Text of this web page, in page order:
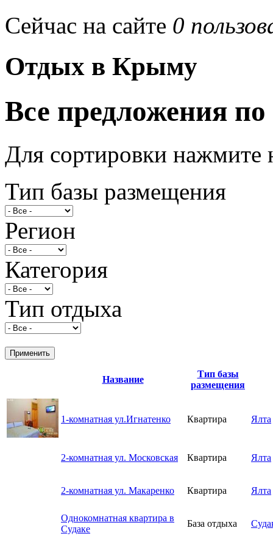
Сейчас на сайте 0
Отдых в Крыму
Все предложения
Для сортировки нажмите
Тип базы размещения
Регион
Категория
Тип отдыха
Название
Тип базы
размещения
1-комнатная ул.Игнатенко Квартира Ялта
2-комнатная ул. Московская Квартира Ялта
2-комнатная ул. Макаренко Квартира Ялта
Oднокомнатная квартира в
Судаке
База отдыха